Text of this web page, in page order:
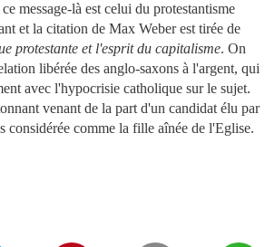
message-là est celui du protestantisme
et la citation de Max Weber est tirée de
protestante et l'esprit du capitalisme. On
libérée des anglo-saxons à l'argent, qui
avec l'hypocrisie catholique sur le sujet.
venant de la part d'un candidat élu par
considérée comme la fille aînée de l'Eglise.